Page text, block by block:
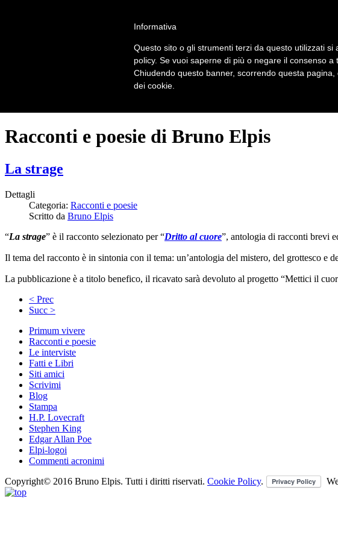
Il mistero dei massi avelli
Racconti e poesie di Bruno Elpis
La strage
Dettagli
Categoria: Racconti e poesie
Scritto da Bruno Elpis
“La strage” è il racconto selezionato per “Dritto al cuore”, antologia di racconti brevi
Il tema del racconto è in sintonia con il tema: un’antologia del mistero, del grottesco e
La pubblicazione è a titolo benefico, il ricavato sarà devoluto al progetto “Mettici il
< Prec
Succ >
Primum vivere
Racconti e poesie
Le interviste
Fatti e Libri
Siti amici
Scrivimi
Blog
Stampa
H.P. Lovecraft
Stephen King
Edgar Allan Poe
Elpi-logoi
Commenti acronimi
Copyright© 2016 Bruno Elpis. Tutti i diritti riservati. Cookie Policy.
Informativa
Questo sito o gli strumenti terzi da questo utilizzati
policy. Se vuoi saperne di più o negare il consenso
Chiudendo questo banner, scorrendo questa
dei cookie.